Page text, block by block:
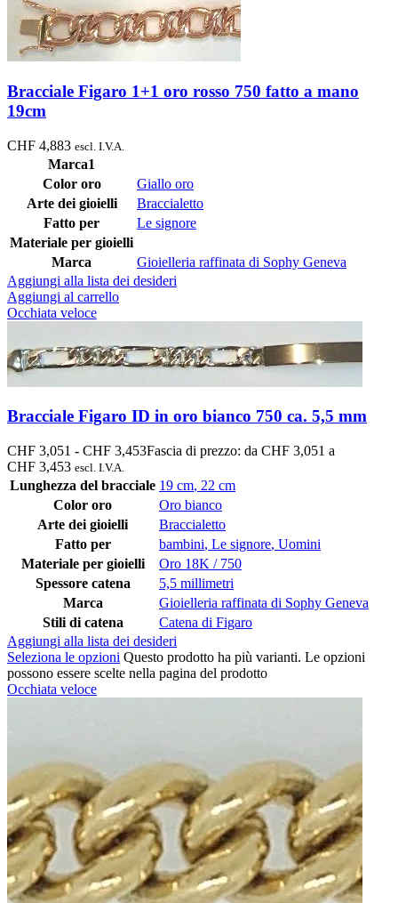
Bracciale Figaro 1+1 oro rosso 750 fatto a mano
19cm
CHF 4,883 escl. I.V.A.
Marca1
Color oro
Giallo oro
Arte dei gioielli
Braccialetto
Fatto per
Le signore
Materiale per gioielli
Marca
Gioielleria raffinata di Sophy Geneva
Aggiungi alla lista dei desideri
Aggiungi al carrello
Occhiata veloce
Bracciale Figaro ID in oro bianco 750 ca. 5,5 mm
CHF 3,051 - CHF 3,453Fascia di prezzo: da CHF 3,051 a
CHF 3,453 escl. I.V.A.
Lunghezza del bracciale 19 cm, 22 cm
Color oro
Oro bianco
Arte dei gioielli
Braccialetto
Fatto per
bambini, Le signore, Uomini
Materiale per gioielli
Oro 18K / 750
Spessore catena
5,5 millimetri
Marca
Gioielleria raffinata di Sophy Geneva
Stili di catena
Catena di Figaro
Aggiungi alla lista dei desideri
Seleziona le opzioni Questo prodotto ha più varianti. Le opzioni
possono essere scelte nella pagina del prodotto
Occhiata veloce